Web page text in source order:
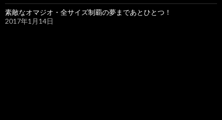
素敵なオマジオ・全サイズ制覇の夢まであとひとつ！
2017年1月14日